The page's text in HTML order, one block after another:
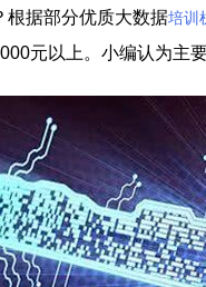
根据部分优质大数据培训
元以上。小编认为主